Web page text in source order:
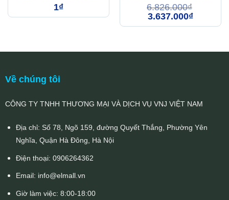
1₫ 6.826.000₫
Giá
gốc
là:
3.637.000₫Giá
tại
Về chúng tôi
CÔNG TY TNHH THƯƠNG MẠI VÀ DỊCH VỤ VNJ VIỆT NAM
Địa chỉ: Số 78, Ngõ 159, đường Quyết Thắng, Phường Yên
Nghĩa, Quận Hà Đông, Hà Nội
Điện thoại: 0906264362
Email: info@elmall.vn
Giờ làm việc: 8:00-18:00